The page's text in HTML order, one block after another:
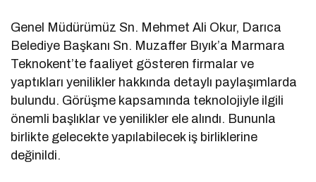
Genel Müdürümüz Sn. Mehmet Ali Okur, Darıca
Belediye Başkanı Sn. Muzaffer Bıyık’a Marmara
Teknokent’te faaliyet gösteren firmalar ve
yaptıkları yenilikler hakkında detaylı paylaşımlarda
bulundu. Görüşme kapsamında teknolojiyle ilgili
önemli başlıklar ve yenilikler ele alındı. Bununla
birlikte gelecekte yapılabilecek iş birliklerine
değinildi.